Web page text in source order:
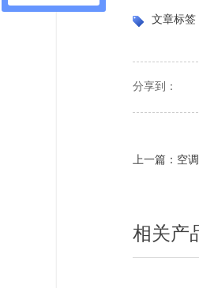
文章标签
分享到：
上一篇：空
相关产